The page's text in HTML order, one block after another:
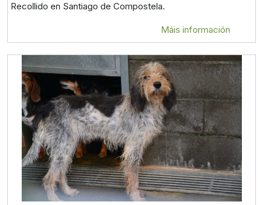
Recollido en Santiago de Compostela.
Máis información